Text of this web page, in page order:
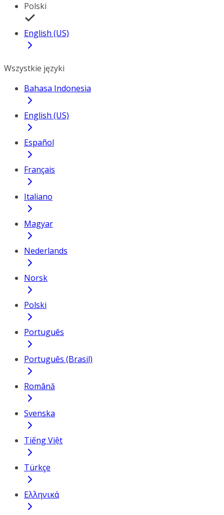
Polski
English (US)
Wszystkie języki
Bahasa Indonesia
English (US)
Español
Français
Italiano
Magyar
Nederlands
Norsk
Polski
Português
Português (Brasil)
Română
Svenska
Tiếng Việt
Türkçe
Ελληνικά